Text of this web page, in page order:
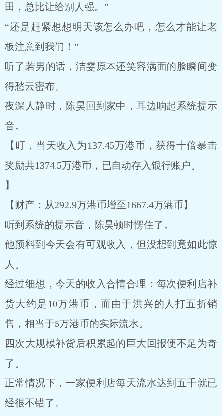
田，总比让给别人强。”
“还是赶紧想想明天该怎么办吧，怎么才能让老
板注意到我们！”
听了若男的话，洁雯原本还笑容满面的脸瞬间变
得愁云密布。
夜深人静时，陈昊回到家中，耳边响起系统提示
音。
【叮，当天收入为137.45万港币，获得十倍暴击
奖励共1374.5万港币，已自动存入银行账户。
】
【财产：从292.9万港币增至1667.4万港币】
听到系统的提示音，陈昊顿时愣住了。
他预料到今天会有可观收入，但没想到竟如此惊
人。
经过细想，今天的收入合情合理：每次便利店补
货大约是10万港币，而由于洪兴的人打五折销
售，相当于5万港币的实际流水。
四次大规模补货后积累起的巨大回报便不足为奇
了。
正常情况下，一家便利店每天流水达到五千就已
经很不错了。